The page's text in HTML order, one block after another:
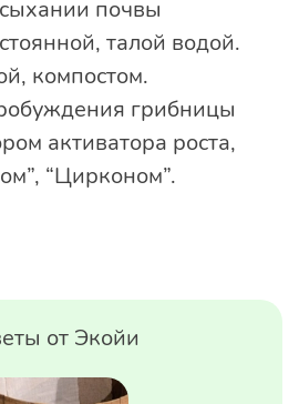
почвы
талой водой.
компостом.
грибницы
активатора роста,
“Цирконом”.
от Экойи